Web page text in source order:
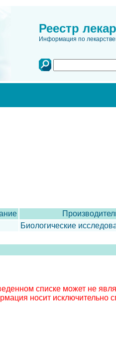
Реестр
Информация по
Биологические
списке может не
носит исключительно